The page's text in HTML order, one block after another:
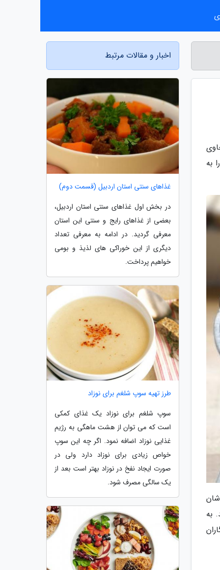
به
به
اخبار و مقالات مرتبط
غذاهای سنتی استان اردبیل (قسمت دوم)
در بخش اول غذاهای سنتی استان اردبیل،
بعضی از غذاهای رایج و سنتی این استان
معرفی گردید. در ادامه به معرفی تعداد
دیگری از این خوراکی های لذیذ و بومی
خواهیم پرداخت.
طرز تهیه سوپ شلغم برای نوزاد
سوپ شلغم برای نوزاد یک غذای کمکی
است که می توان از هشت ماهگی به رژیم
غذایی نوزاد اضافه نمود. اگر چه این سوپ
خواص زیادی برای نوزاد دارد ولی در
صورت ایجاد نفخ در نوزاد بهتر است بعد از
یک سالگی مصرف شود.